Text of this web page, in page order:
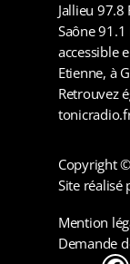
Jallieu 97.8
Saône 91.1
accessible
Etienne, à
Retrouvez
Copyright
Site réalisé
Mention
Demande